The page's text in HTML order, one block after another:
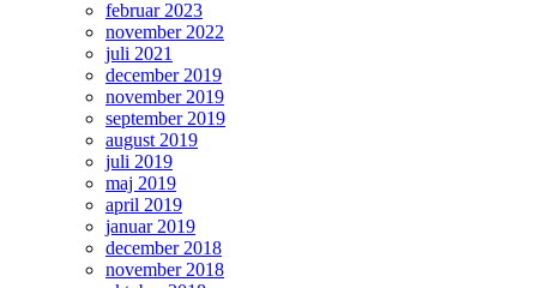
februar 2023
november 2022
juli 2021
december 2019
november 2019
september 2019
august 2019
juli 2019
maj 2019
april 2019
januar 2019
december 2018
november 2018